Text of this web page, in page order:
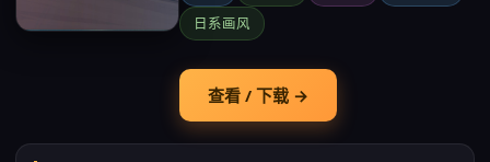
日系画风
查看 / 下载 →